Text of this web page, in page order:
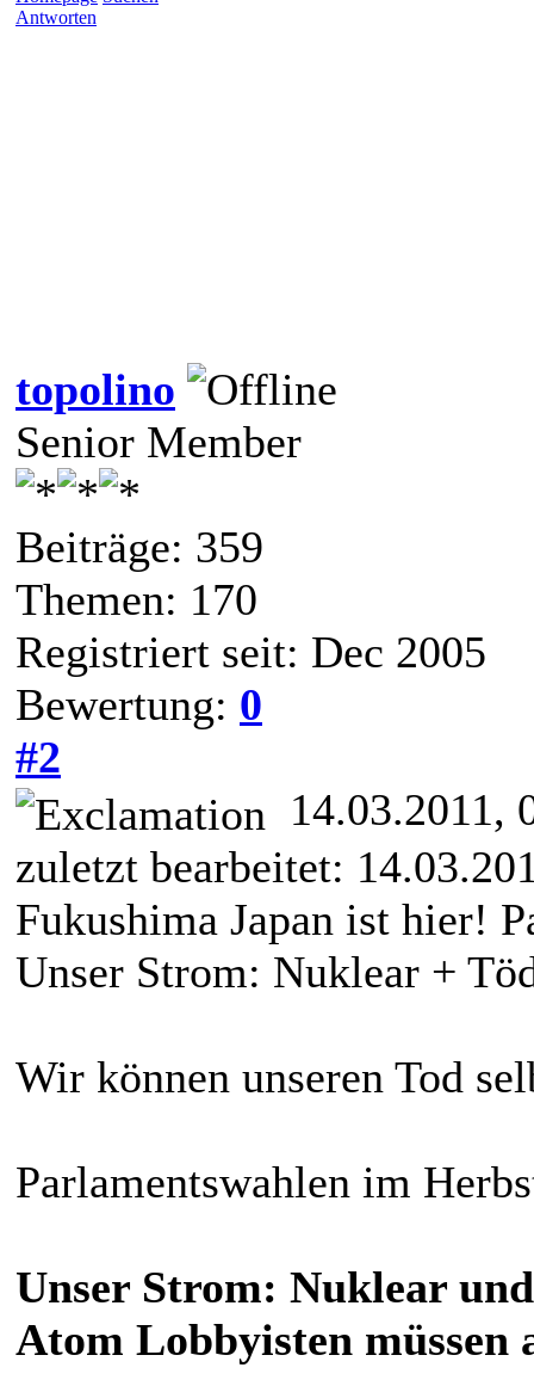
Antworten
topolino
Senior Member
Beiträge: 359
Themen: 170
Registriert seit: Dec 2005
Bewertung: 0
#2
14.03.2011,
zuletzt bearbeitet:
Fukushima Japan ist hier!
Unser Strom: Nuklear +
Wir können unseren Tod
Parlamentswahlen im
Unser Strom: Nuklear
Atom Lobbyisten müssen